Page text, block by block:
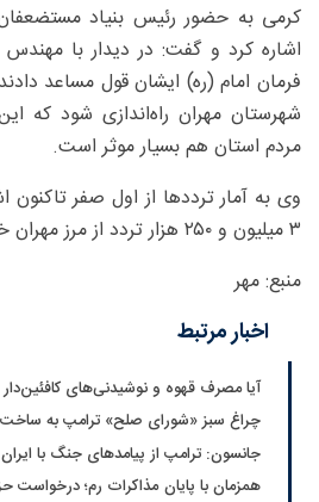
کرمی به حضور رئیس بنیاد مستضعفان
اشاره کرد و گفت: در دیدار با
فرمان امام (ره) ایشان قول مساعد
شهرستان مهران راه‌اندازی شود که
مردم استان هم بسیار موثر است.
وی به آمار ترددها از اول صفر تاکنون
۳ میلیون و ۲۵۰ هزار تردد از مرز مهران خبر داد.
منبع: مهر
اخبار مرتبط
آیا مصرف قهوه و نوشیدنی‌های
چراغ سبز «شورای صلح» ترامپ به ساخت
جانسون: ترامپ از پیامدهای جنگ با
همزمان با پایان مذاکرات رم؛ درخواست